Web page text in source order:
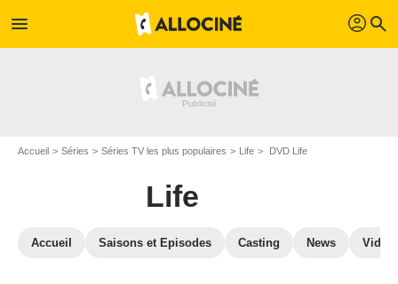
menu profil search
Accueil Séries Séries TV les plus populaires Life DVD Life
Life
Accueil Saisons et Episodes Casting News